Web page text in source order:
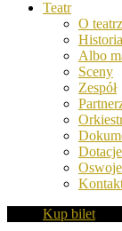
Teatr
O
Historia
Albo
Sceny
Zespół
Dotacje
Kup bilet